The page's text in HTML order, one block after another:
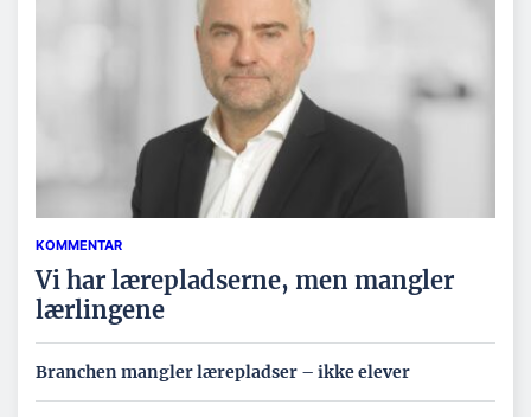
KOMMENTAR
Vi har lærepladserne, men mangler
lærlingene
Branchen mangler lærepladser – ikke elever